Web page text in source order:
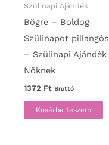
Szülinapi Ajándék
Bögre – Boldog
Szülinapot pillangós
– Szülinapi Ajándék
Nőknek
1372 Ft Bruttó
Kosárba teszem